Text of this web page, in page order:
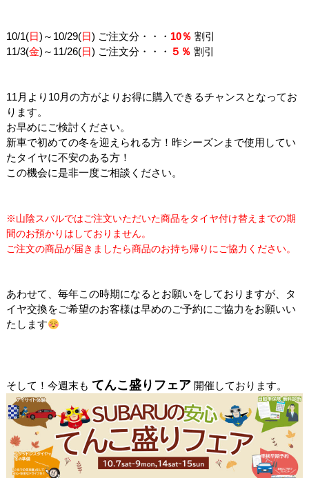
10/1(日)～10/29(日) ご注文分・・・ 10％ 割引
11/3(金)～11/26(日) ご注文分・・・ ５％ 割引
11月より10月の方がよりお得に購入できるチャンスとなってお
ります。
お早めにご検討ください。
新車で初めての冬を迎えられる方！昨シーズンまで使用してい
たタイヤに不安のある方！
この機会に是非一度ご相談ください。
※山陰スバルではご注文いただいた商品をタイヤ付け替えまでの期
間のお預かりはしておりません。
ご注文の商品が届きましたら商品のお持ち帰りにご協力ください。
あわせて、毎年この時期になるとお願いをしておりますが、タ
イヤ交換をご希望のお客様は早めのご予約にご協力をお願いい
たします
そして！今週末も てんこ盛りフェア開催しております。